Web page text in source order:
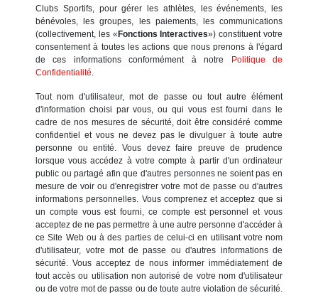
Clubs Sportifs, pour gérer les athlètes, les événements, les
bénévoles, les groupes, les paiements, les communications
(collectivement, les «Fonctions Interactives») constituent votre
consentement à toutes les actions que nous prenons à l'égard
de ces informations conformément à notre
Politique de
Confidentialité.
Tout nom d'utilisateur, mot de passe ou tout autre élément
d'information choisi par vous, ou qui vous est fourni dans le
cadre de nos mesures de sécurité, doit être considéré comme
confidentiel et vous ne devez pas le divulguer à toute autre
personne ou entité. Vous devez faire preuve de prudence
lorsque vous accédez à votre compte à partir d'un ordinateur
public ou partagé afin que d'autres personnes ne soient pas en
mesure de voir ou d'enregistrer votre mot de passe ou d'autres
informations personnelles. Vous comprenez et acceptez que si
un compte vous est fourni, ce compte est personnel et vous
acceptez de ne pas permettre à une autre personne d'accéder à
ce Site Web ou à des parties de celui-ci en utilisant votre nom
d'utilisateur, votre mot de passe ou d'autres informations de
sécurité. Vous acceptez de nous informer immédiatement de
tout accès ou utilisation non autorisé de votre nom d'utilisateur
ou de votre mot de passe ou de toute autre violation de sécurité.